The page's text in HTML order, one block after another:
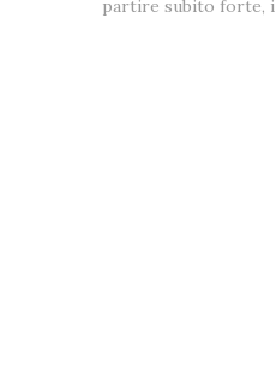
partire subito forte,